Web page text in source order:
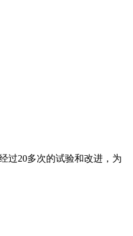
过20多次的试验和改进，为